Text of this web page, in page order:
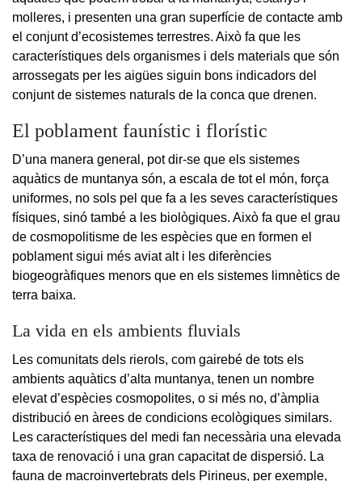
molleres, i presenten una gran superfície de contacte amb
el conjunt d’ecosistemes terrestres. Això fa que les
característiques dels organismes i dels materials que són
arrossegats per les aigües siguin bons indicadors del
conjunt de sistemes naturals de la conca que drenen.
El poblament faunístic i florístic
D’una manera general, pot dir-se que els sistemes
aquàtics de muntanya són, a escala de tot el món, força
uniformes, no sols pel que fa a les seves característiques
físiques, sinó també a les biològiques. Això fa que el grau
de cosmopolitisme de les espècies que en formen el
poblament sigui més aviat alt i les diferències
biogeogràfiques menors que en els sistemes limnètics de
terra baixa.
La vida en els ambients fluvials
Les comunitats dels rierols, com gairebé de tots els
ambients aquàtics d’alta muntanya, tenen un nombre
elevat d’espècies cosmopolites, o si més no, d’àmplia
distribució en àrees de condicions ecològiques similars.
Les característiques del medi fan necessària una elevada
taxa de renovació i una gran capacitat de dispersió. La
fauna de macroinvertebrats dels Pirineus, per exemple,